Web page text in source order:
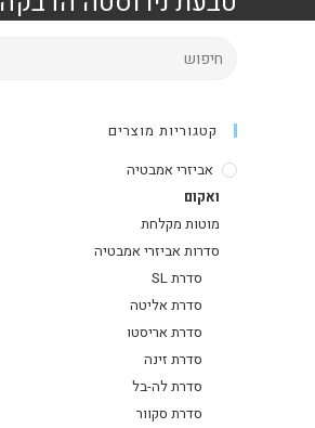
קטגוריות מוצרים
אביזרי אמבטיה
ואקום
מוטות מקלחת
סדרות אביזרי אמבטיה
סדרת SL
סדרת אליטה
סדרת אריסטו
סדרת זינה
סדרת לה-בל
סדרת סקוור